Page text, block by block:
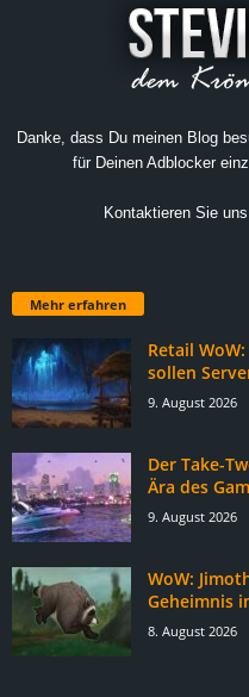
Danke, dass Du meinen Blog
für Deinen Adblocker
Kontaktieren Sie
Mehr erfahren
Retail
sollen
9. August 2026
Der Take-
Ära des
9. August 2026
WoW:
Geheimnis
8. August 2026